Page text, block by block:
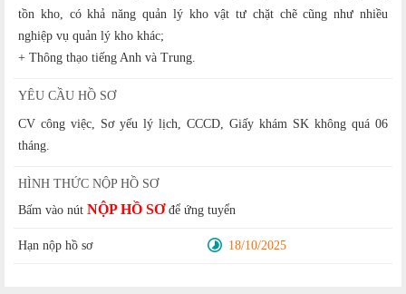
tồn kho, có khả năng quản lý kho vật tư chặt chẽ cũng như nhiều
nghiệp vụ quản lý kho khác;
+ Thông thạo tiếng Anh và Trung.
YÊU CẦU HỒ SƠ
CV công việc, Sơ yếu lý lịch, CCCD, Giấy khám SK không quá 06
tháng.
HÌNH THỨC NỘP HỒ SƠ
Bấm vào nút NỘP HỒ SƠđể ứng tuyển
Hạn nộp hồ sơ 18/10/2025